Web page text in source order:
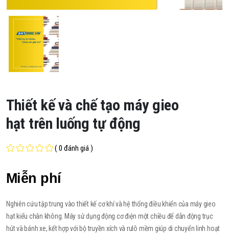
Thiết kế và chế tạo máy gieo
hạt trên luống tự động
( 0 đánh giá )
Miễn phí
Nghiên cứu tập trung vào thiết kế cơ khí và hệ thống điều khiển của máy gieo
hạt kiểu chân không. Máy sử dụng động cơ điện một chiều để dẫn động trục
hút và bánh xe, kết hợp với bộ truyền xích và rulô mềm giúp di chuyển linh hoạt